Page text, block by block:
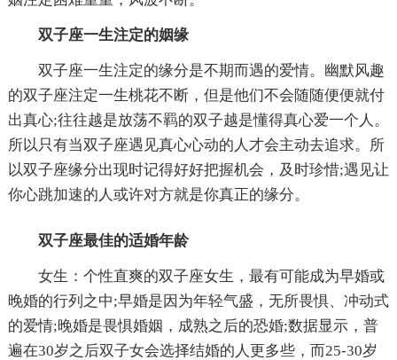
双子座一生注定的姻缘
双子座一生注定的缘分是不期而遇的爱情。幽默风趣
的双子座注定一生桃花不断，但是他们不会随随便便就付
出真心;往往越是放荡不羁的双子越是懂得真心爱一个人。
所以只有当双子座遇见真心心动的人才会主动去追求。所
以双子座缘分出现时记得好好把握机会，及时珍惜;遇见让
你心跳加速的人或许对方就是你真正的缘分。
双子座最佳的适婚年龄
女生：个性直爽的双子座女生，最有可能成为早婚或
晚婚的行列之中;早婚是因为年轻气盛，无所畏惧、冲动式
的爱情;晚婚是畏惧婚姻，成熟之后的恐婚;数据显示，普
遍在30岁之后双子女会选择结婚的人更多些，而25-30岁